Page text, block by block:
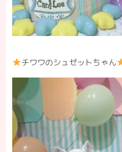
チワワのシュゼットちゃん